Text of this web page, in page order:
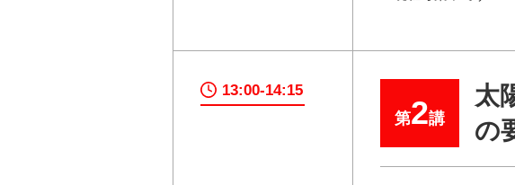
13:00-14:15
第2講
太
の